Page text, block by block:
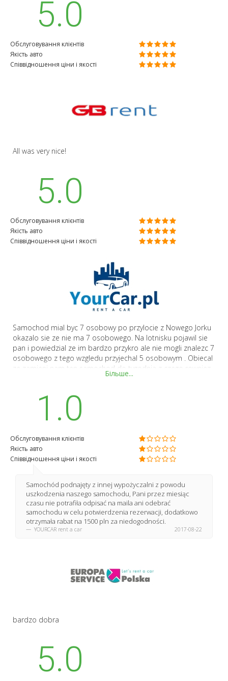
5.0
Обслуговування клієнтів
Якість авто
Співвідношення ціни і якості
All was very nice!
5.0
Обслуговування клієнтів
Якість авто
Співвідношення ціни і якості
Samochod mial byc 7 osobowy po przylocie z Nowego Jorku
okazalo sie ze nie ma 7 osobowego. Na lotnisku pojawil sie
pan i powiedzial ze im bardzo przykro ale nie mogli znalezc 7
osobowego z tego wzgledu przyjechal 5 osobowym . Obiecal
ze zamieni nam ten samochod do tygodnia z czego rowniez
sie nie wywiazal bo czekalismy 2 tygodnie . Po 2 tygodniach
sie w srodku) z przebiegiem 150, 000 km . Podczas spisania
bedzie nowy lub 2 letni . Kompletny brak profesjonalizmu.
Більше...
1.0
Обслуговування клієнтів
Якість авто
Співвідношення ціни і якості
Samochód podnajęty z innej wypożyczalni z powodu
uszkodzenia naszego samochodu, Pani przez miesiąc
czasu nie potrafiła odpisać na maila ani odebrać
samochodu w celu potwierdzenia rezerwacji, dodatkowo
otrzymała rabat na 1500 pln za niedogodności.
YOURCAR rent a car 2017-08-22
bardzo dobra
5.0